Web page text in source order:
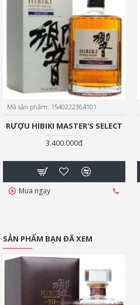
Mã sản phẩm: 1540222364101
RƯỢU HIBIKI MASTER'S SELECT
3.400.000đ
Mua ngay
SẢN PHẨM BẠN ĐÃ XEM